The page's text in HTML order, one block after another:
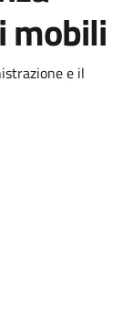
mobili
e il